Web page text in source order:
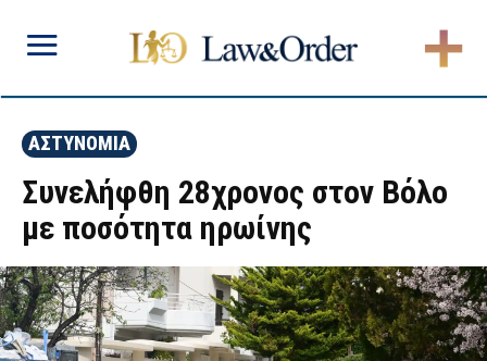
ΑΣΤΥΝΟΜΙΑ
Συνελήφθη 28χρονος στον Βόλο
με ποσότητα ηρωίνης